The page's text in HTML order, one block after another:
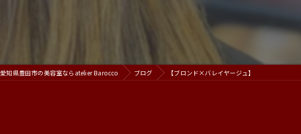
愛知県豊田市の美容室ならatelier Barocco ブログ 【ブロンド×バレイヤージュ】